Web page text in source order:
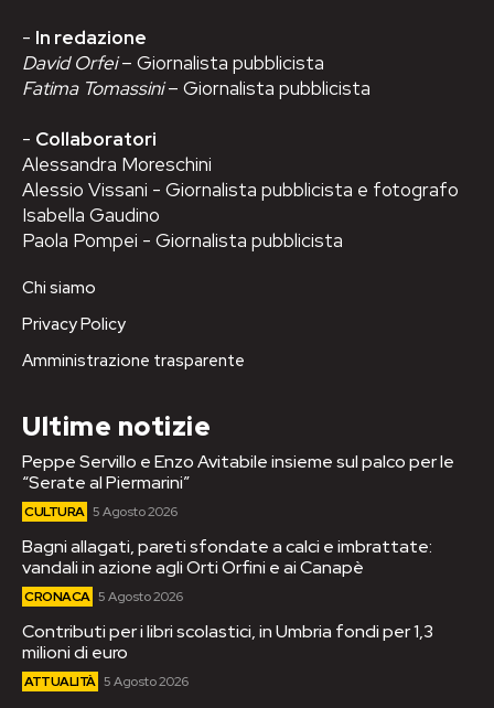
- In redazione
David Orfei– Giornalista pubblicista
Fatima Tomassini– Giornalista pubblicista
- Collaboratori
Alessandra Moreschini
Alessio Vissani - Giornalista pubblicista e fotografo
Isabella Gaudino
Paola Pompei - Giornalista pubblicista
Chi siamo
Privacy Policy
Amministrazione trasparente
Ultime notizie
Peppe Servillo e Enzo Avitabile insieme sul palco per le
“Serate al Piermarini”
CULTURA 5 Agosto 2026
Bagni allagati, pareti sfondate a calci e imbrattate:
vandali in azione agli Orti Orfini e ai Canapè
CRONACA 5 Agosto 2026
Contributi per i libri scolastici, in Umbria fondi per 1,3
milioni di euro
ATTUALITÀ 5 Agosto 2026